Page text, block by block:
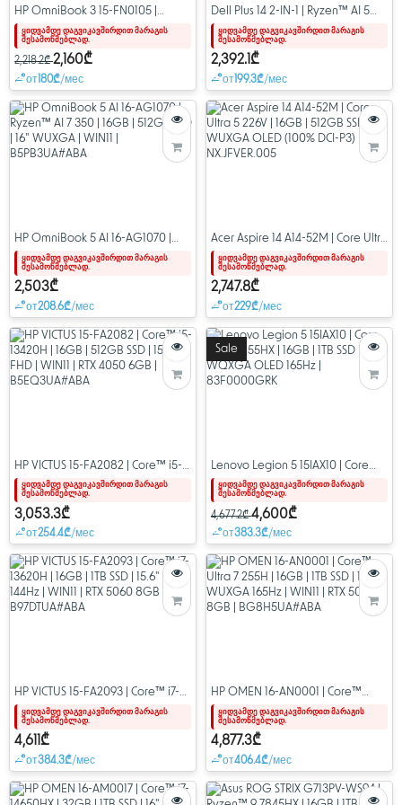
HP OmniBook 3 15-FN0105 |
Ryzen™ AI 5 330 | 16GB | 512GB
SSD | 15.6" FHD Touch | WIN11 |
C20WBUA#ABA
ყიდვამდე დაგვიკავშირდით მარაგის
შესამოწმებლად.
2,218.2₾2,160₾
от180₾/мес
Dell Plus 14 2-IN-1 | Ryzen™ AI 5
340 | 16GB | 512GB SSD | 14"
WUXGA Touch | WIN11 |
LDB04255-A376BLU-PUS
ყიდვამდე დაგვიკავშირდით მარაგის
შესამოწმებლად.
2,392.1₾
от199.3₾/мес
HP OmniBook 5 AI 16-AG1070 |
Ryzen™ AI 7 350 | 16GB | 512GB
SSD | 16" WUXGA | WIN11 |
B5PB3UA#ABA
ყიდვამდე დაგვიკავშირდით მარაგის
შესამოწმებლად.
2,503₾
от208.6₾/мес
Acer Aspire 14 A14-52M | Core Ultra
5 226V | 16GB | 512GB SSD | 14"
WUXGA OLED (100% DCI-P3) |
NX.JFVER.005
ყიდვამდე დაგვიკავშირდით მარაგის
შესამოწმებლად.
2,747.8₾
от229₾/мес
HP VICTUS 15-FA2082 | Core™ i5-
13420H | 16GB | 512GB SSD | 15.6"
FHD | WIN11 | RTX 4050 6GB |
B5EQ3UA#ABA
ყიდვამდე დაგვიკავშირდით მარაგის
შესამოწმებლად.
3,053.3₾
от254.4₾/мес
Sale
Lenovo Legion 5 15IAX10 | Core
Ultra 7 255HX | 16GB | 1TB SSD |
15.1" WQXGA OLED 165Hz |
83F0000GRK
ყიდვამდე დაგვიკავშირდით მარაგის
შესამოწმებლად.
4,677.2₾4,600₾
от383.3₾/мес
HP VICTUS 15-FA2093 | Core™ i7-
13620H | 16GB | 1TB SSD | 15.6" FHD
144Hz | WIN11 | RTX 5060 8GB |
B97DTUA#ABA
ყიდვამდე დაგვიკავშირდით მარაგის
შესამოწმებლად.
4,611₾
от384.3₾/мес
HP OMEN 16-AN0001 | Core™
Ultra 7 255H | 16GB | 1TB SSD | 16"
WUXGA 165Hz | WIN11 | RTX 5060
8GB | BG8H5UA#ABA
ყიდვამდე დაგვიკავშირდით მარაგის
შესამოწმებლად.
4,877.3₾
от406.4₾/мес